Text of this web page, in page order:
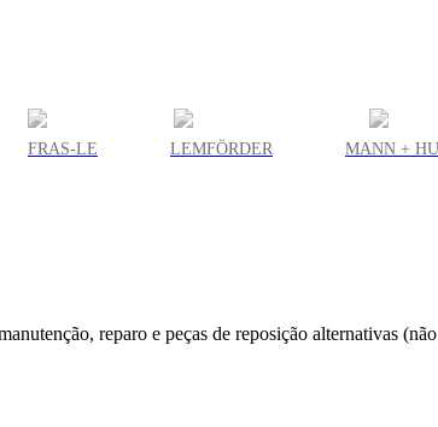
FRAS-LE LEMFÖRDER MANN +
reparo e peças de reposição alternativas